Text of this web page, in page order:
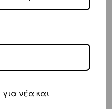
είναι στα
, θα αναλάβει την
συνήθως από 3-8 εργάσιμες
νέα και